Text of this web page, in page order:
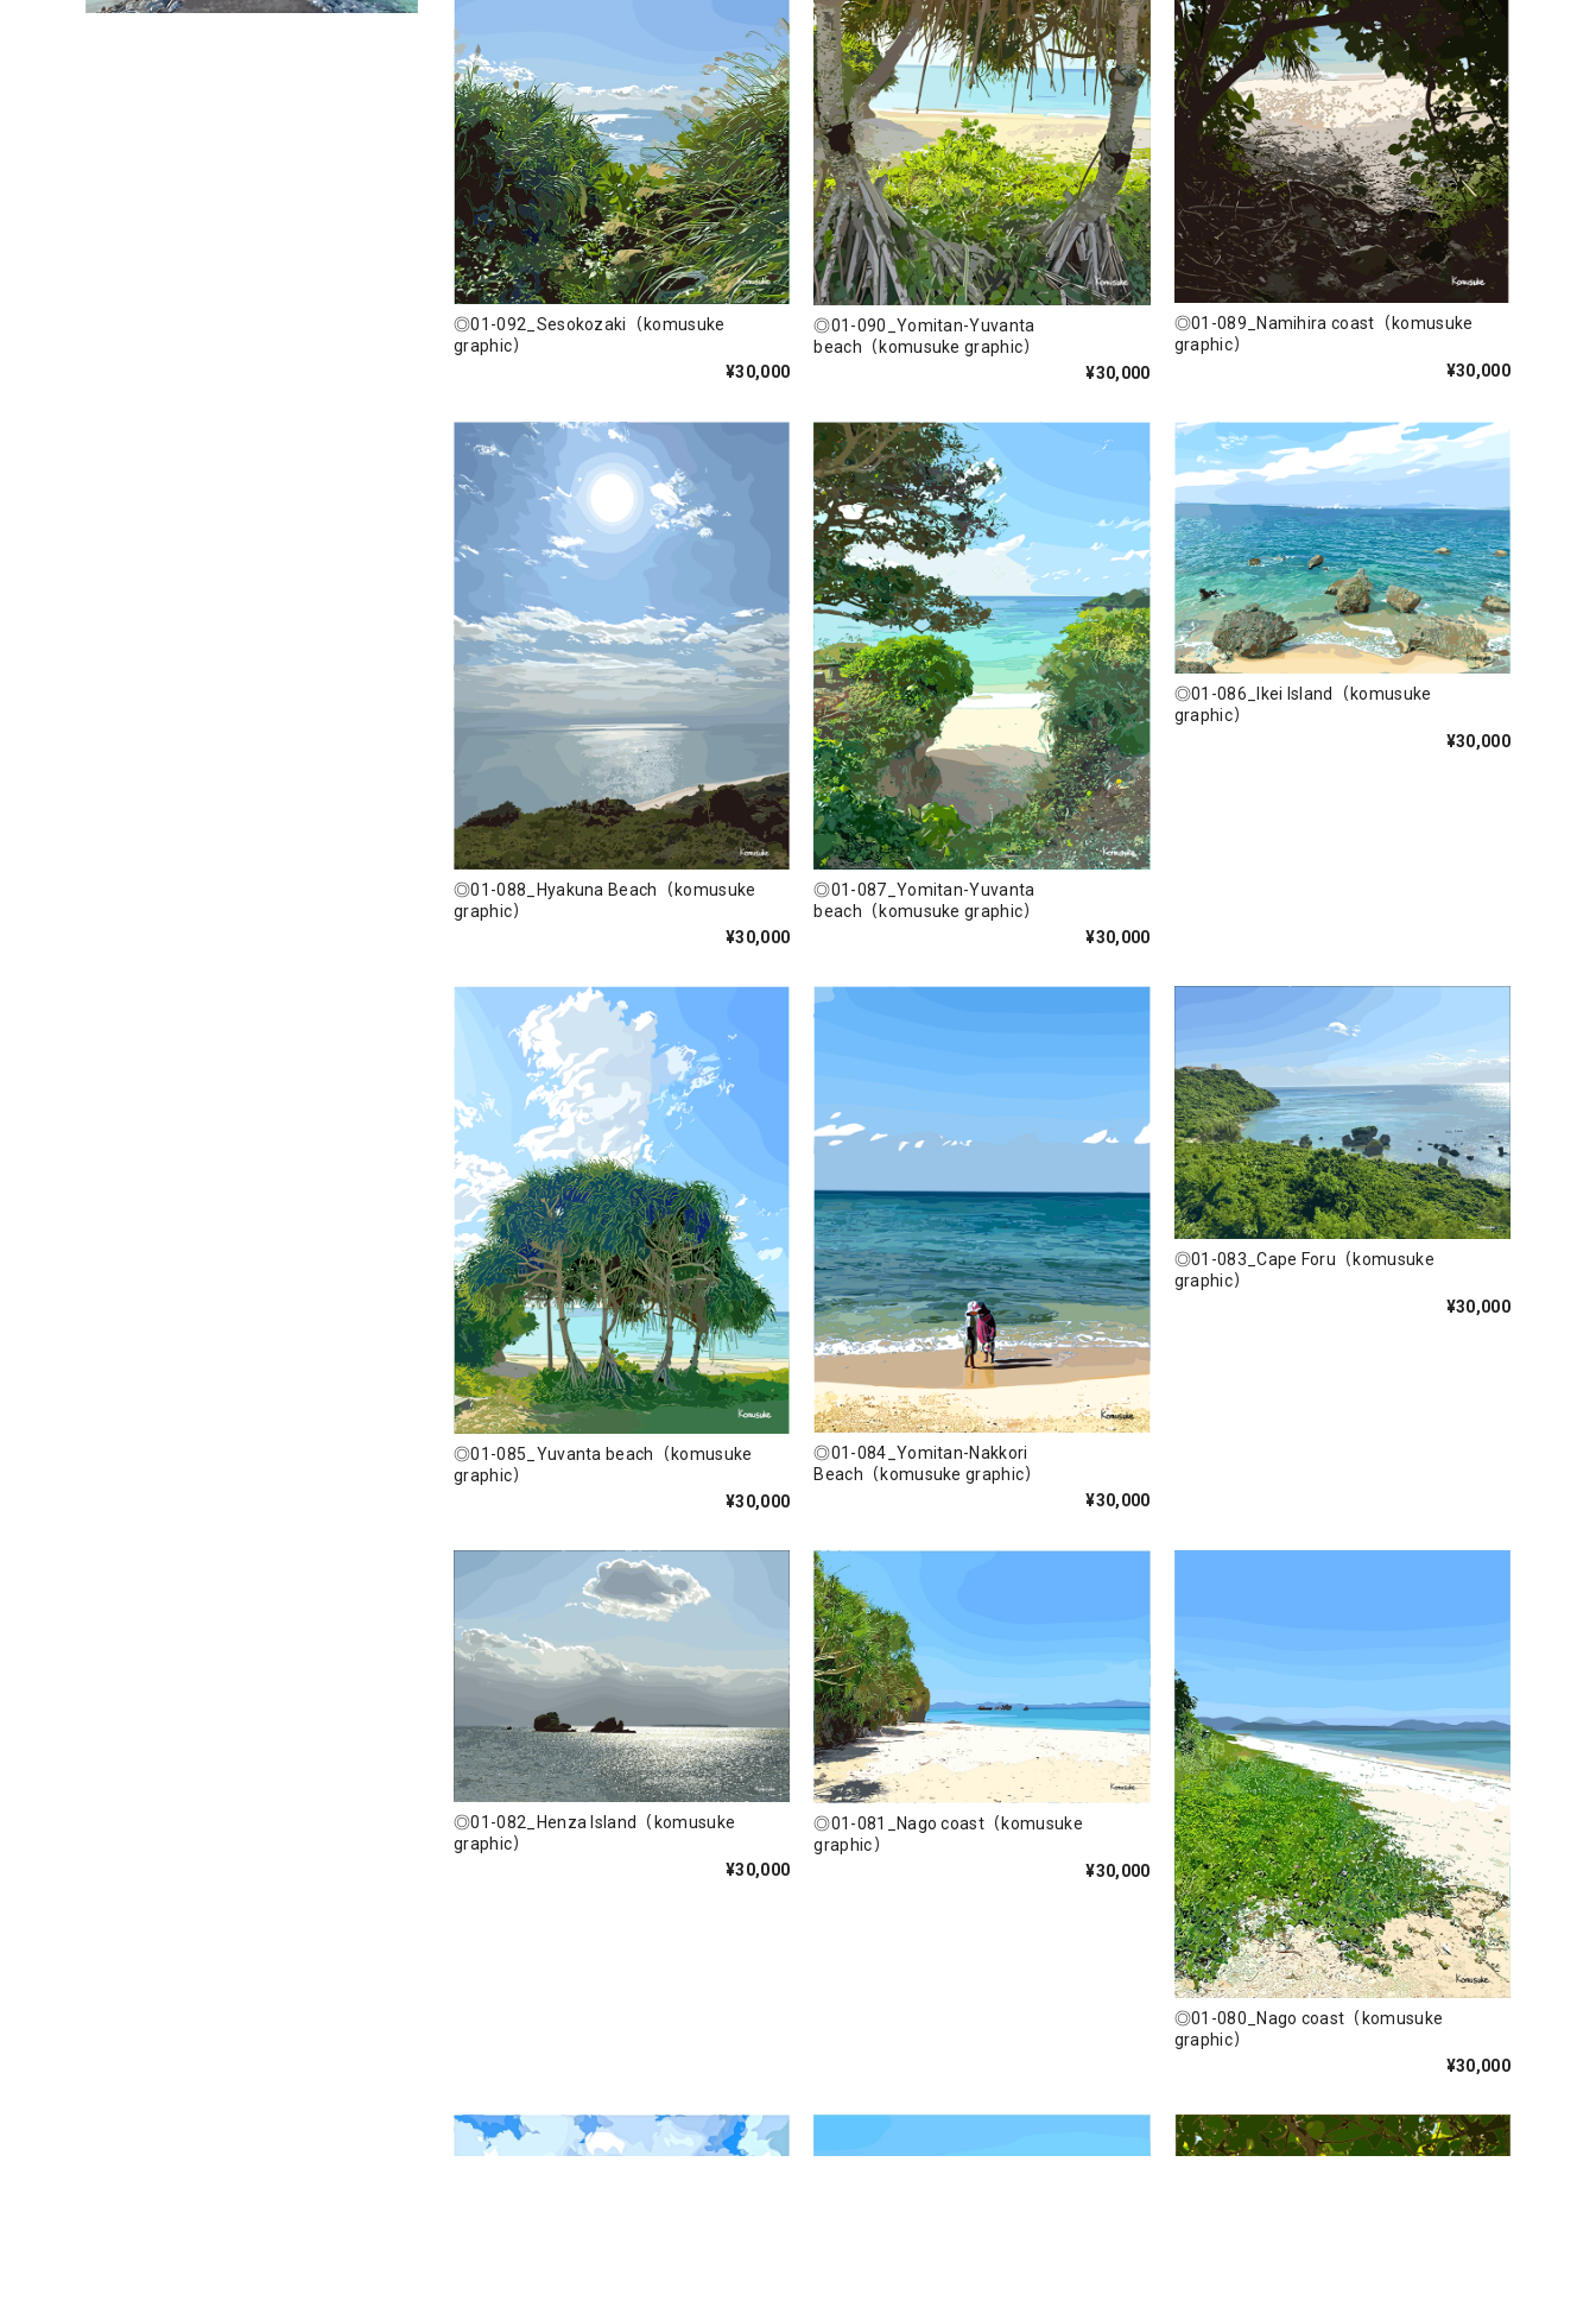
◎01-092_Sesokozaki（komusuke
graphic）
¥30,000
◎01-090_Yomitan-Yuvanta
beach（komusuke graphic）
¥30,000
◎01-089_Namihira coast（komusuke
graphic）
¥30,000
◎01-088_Hyakuna Beach（komusuke
graphic）
¥30,000
◎01-087_Yomitan-Yuvanta
beach（komusuke graphic）
¥30,000
◎01-086_Ikei Island（komusuke
graphic）
¥30,000
◎01-085_Yuvanta beach（komusuke
graphic）
¥30,000
◎01-084_Yomitan-Nakkori
Beach（komusuke graphic）
¥30,000
◎01-083_Cape Foru（komusuke
graphic）
¥30,000
◎01-082_Henza Island（komusuke
graphic）
¥30,000
◎01-081_Nago coast（komusuke
graphic）
¥30,000
◎01-080_Nago coast（komusuke
graphic）
¥30,000